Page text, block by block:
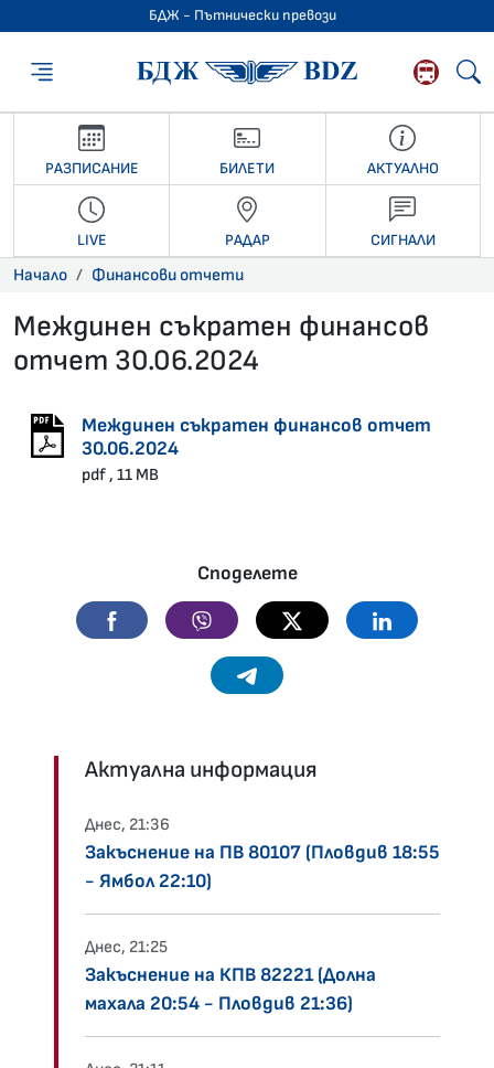
БДЖ - Пътнически превози
БДЖ -
РАЗПИСАНИЕ БИЛЕТИ АКТУАЛНО
LIVE РАДАР СИГНАЛИ
Начало Финансови отчети
Междинен съкратен финансов
отчет 30.06.2024
Междинен съкратен финансов отчет
30.06.2024
pdf , 11 MB
Споделете
Facebook Viber Twitter Linkedin
Telegram
Актуална информация
Днес, 21:36
Закъснение на ПВ 80107 (Пловдив 18:55
- Ямбол 22:10)
Днес, 21:25
Закъснение на КПВ 82221 (Долна
махала 20:54 - Пловдив 21:36)